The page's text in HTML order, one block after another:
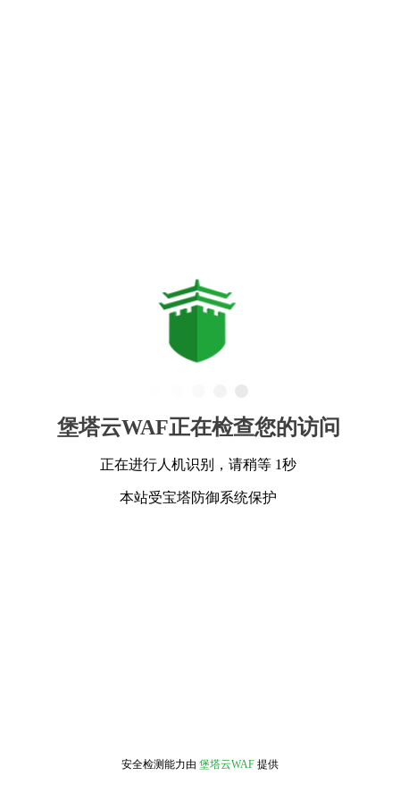
堡塔云WAF正在检查您的访问
正在进行人机识别，请稍等 1秒
本站受宝塔防御系统保护
安全检测能力由 堡塔云WAF 提供